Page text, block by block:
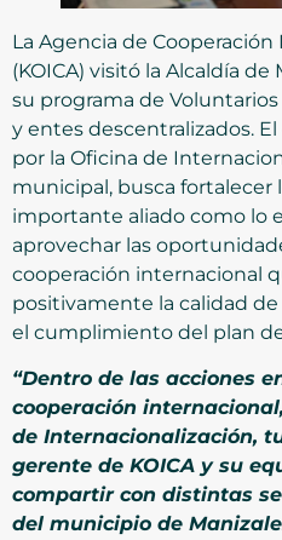
La Agencia de
(KOICA) visitó la Alcaldía
su programa de Voluntarios
y entes descentralizados.
por la Oficina de
municipal, busca fortalecer
importante aliado como lo
aprovechar las
cooperación internacional
positivamente la calidad
el cumplimiento del plan
“Dentro de las acciones
cooperación
de Internacionalización,
gerente de KOICA y su
compartir con distintas
del municipio de